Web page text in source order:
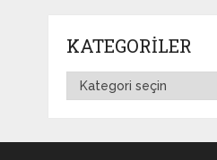
KATEGORILER
Kategoriler